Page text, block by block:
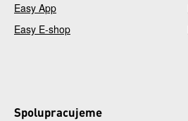
Easy App
Easy E-shop
Spolupracujeme